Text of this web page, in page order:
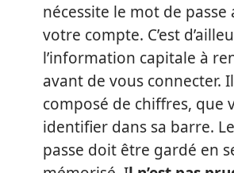
nécessite le mot de passe
votre compte. C’est
l’information capitale à
avant de vous connecter.
composé de chiffres, que
identifier dans sa barre.
passe doit être gardé en